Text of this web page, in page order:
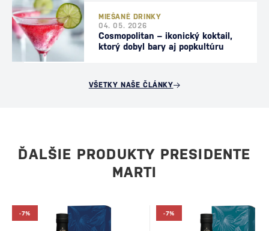
MIEŠANÉ DRINKY
04. 05. 2026
Cosmopolitan – ikonický koktail,
ktorý dobyl bary aj popkultúru
VŠETKY NAŠE ČLÁNKY
ĎALŠIE PRODUKTY PRESIDENTE
MARTI
-7% -7%